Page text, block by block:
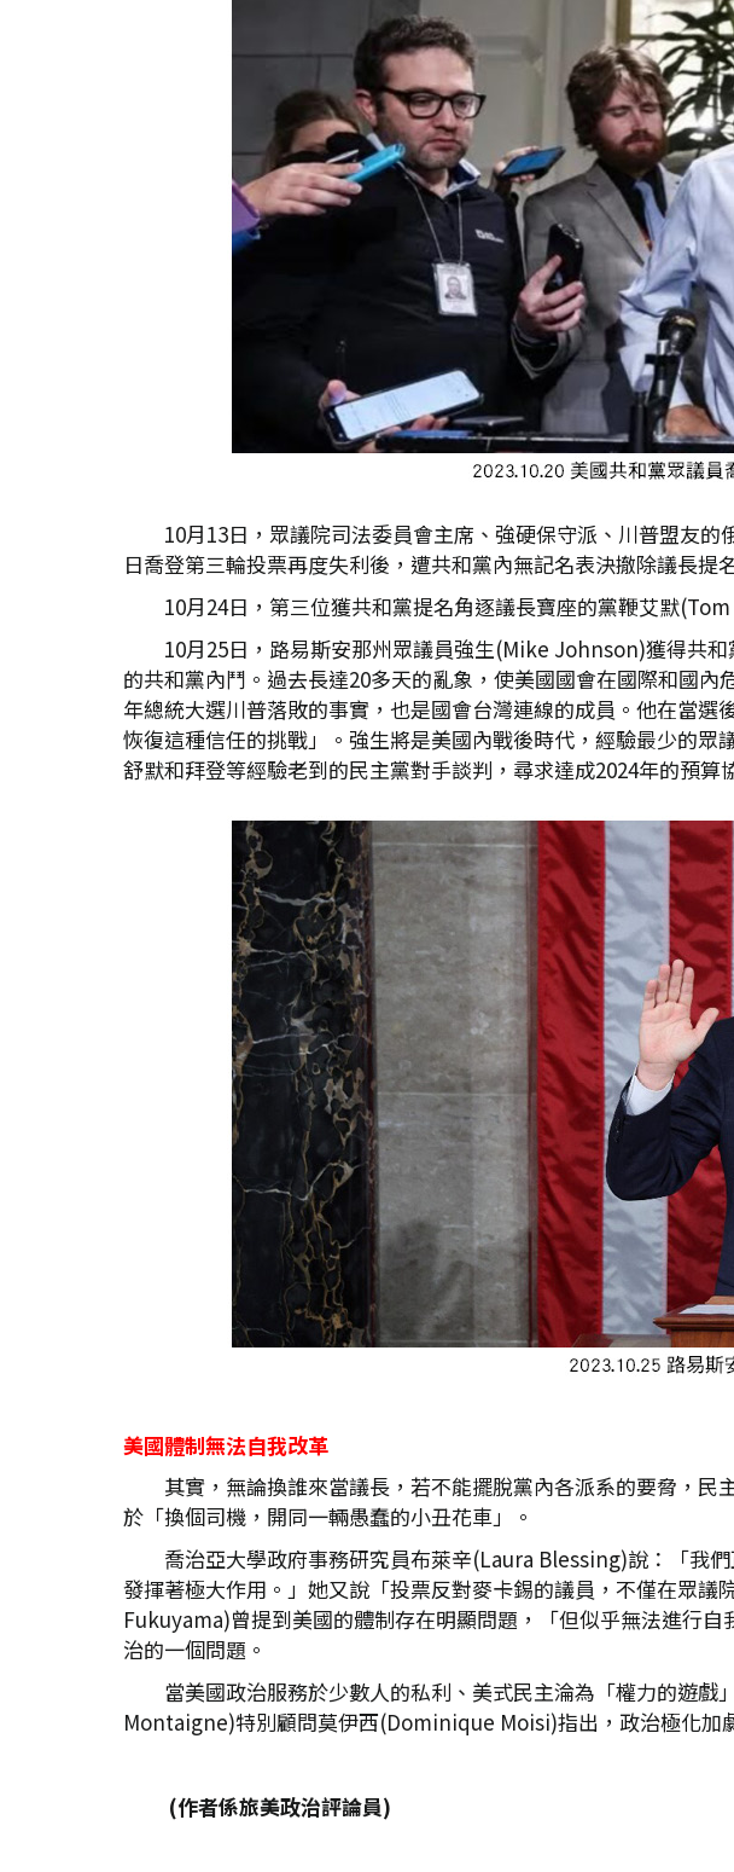
10月13日，眾議院司法委員會主席、強硬保守派、川普盟友
日喬登第三輪投票再度失利後，遭共和黨內無記名表決撤除議長提
10月24日，第三位獲共和黨提名角逐議長寶座的黨鞭艾默
10月25日，路易斯安那州眾議員強生(Mike Johnson)獲得共
的共和黨內鬥。過去長達20多天的亂象，使美國國會在國際和國
年總統大選川普落敗的事實，也是國會台灣連線的成員。他在當
恢復這種信任的挑戰」。強生將是美國內戰後時代，經驗最少的
舒默和拜登等經驗老到的民主黨對手談判，尋求達成2024年的預
美國體制無法自我改革
其實，無論換誰來當議長，若不能擺脫黨內各派系的要脅，
於「換個司機，開同一輛愚蠢的小丑花車」。
喬治亞大學政府事務研究員布萊辛(Laura Blessing)說：「我
發揮著極大作用。」她又說「投票反對麥卡錫的議員，不僅在眾
Fukuyama)曾提到美國的體制存在明顯問題，「但似乎無法進行
治的一個問題。
當美國政治服務於少數人的私利、美式民主淪為「權力的遊
Montaigne)特別顧問莫伊西(Dominique Moisi)指出，政治極化加
(作者係旅美政治評論員)